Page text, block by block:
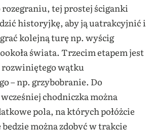
tej prostej ściganki
historyjkę, aby ją uatrakcyjnić i
kolejną turę np. wyścig
świata. Trzecim etapem jest
wątku
– np. grzybobranie. Do
chodniczka można
pola, na których połóżcie
można zdobyć w trakcie